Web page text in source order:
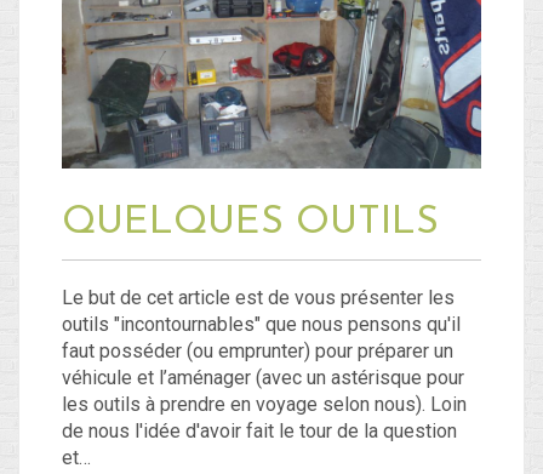
QUELQUES OUTILS
Le but de cet article est de vous présenter les
outils "incontournables" que nous pensons qu'il
faut posséder (ou emprunter) pour préparer un
véhicule et l’aménager (avec un astérisque pour
les outils à prendre en voyage selon nous). Loin
de nous l'idée d'avoir fait le tour de la question
et…